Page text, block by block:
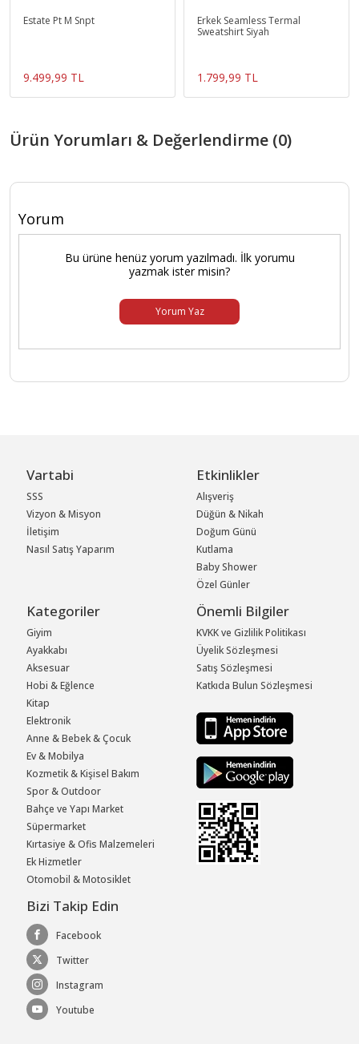
Estate Pt M Snpt
9.499,99 TL
Erkek Seamless Termal
Sweatshirt Siyah
1.799,99 TL
Ürün Yorumları & Değerlendirme (0)
Yorum
Bu ürüne henüz yorum yazılmadı. İlk yorumu
yazmak ister misin?
Yorum Yaz
Vartabi
SSS
Vizyon & Misyon
İletişim
Nasıl Satış Yaparım
Etkinlikler
Alışveriş
Düğün & Nikah
Doğum Günü
Kutlama
Baby Shower
Özel Günler
Kategoriler
Giyim
Ayakkabı
Aksesuar
Hobi & Eğlence
Kitap
Elektronik
Anne & Bebek & Çocuk
Ev & Mobilya
Kozmetik & Kişisel Bakım
Spor & Outdoor
Bahçe ve Yapı Market
Süpermarket
Kırtasiye & Ofis Malzemeleri
Ek Hizmetler
Otomobil & Motosiklet
Önemli Bilgiler
KVKK ve Gizlilik Politikası
Üyelik Sözleşmesi
Satış Sözleşmesi
Katkıda Bulun Sözleşmesi
Bizi Takip Edin
Facebook
Twitter
Instagram
Youtube